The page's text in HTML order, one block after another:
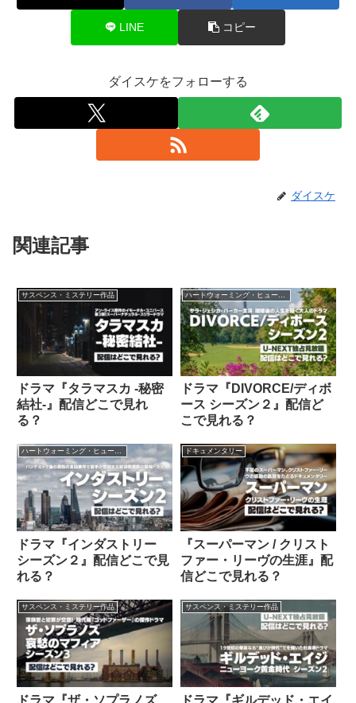
LINE コピー
ダイスケをフォローする
ダイスケ
関連記事
サスペンス・ミステリー作品
ドラマ『タラマスカ -秘密
結社-』配信どこで見れ
る？
ハートウォーミング・ヒューマン作品
ドラマ『DIVORCE/ディボ
ース シーズン２』配信ど
こで見れる？
ハートウォーミング・ヒューマン作品
ドラマ『インダストリー
シーズン２』配信どこで見
れる？
ドキュメンタリー
『スーパーマン / クリスト
ファー・リーヴの生涯』配
信どこで見れる？
サスペンス・ミステリー作品
ドラマ『ザ・ソプラノズ
サスペンス・ミステリー作品
ドラマ『ギルデッド・エイ